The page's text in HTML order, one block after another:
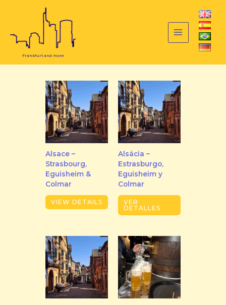
Frankfurt and more
Inicio / Tour
Alsace –
Strasbourg,
Eguisheim &
Colmar
VIEW DETAILS
Alsácia –
Estrasburgo,
Eguisheim y
Colmar
VER
DETALLES